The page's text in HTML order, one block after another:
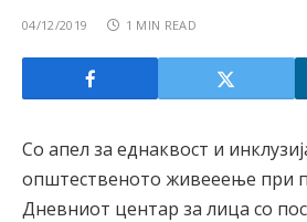
04/12/2019 1 MIN READ
Со апел за еднаквост и
општественото живееење при
Дневниот центар за лица со